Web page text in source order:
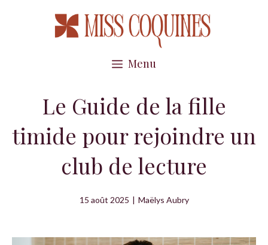
Menu
Le Guide de la fille
timide pour rejoindre un
club de lecture
15 août 2025 | Maëlys Aubry